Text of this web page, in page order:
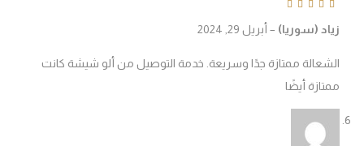
(سوريا)–أبريل 29, 2024
ممتازة جدًا وسريعة. خدمة التوصيل من ألو شيشة كانت
أيضًا